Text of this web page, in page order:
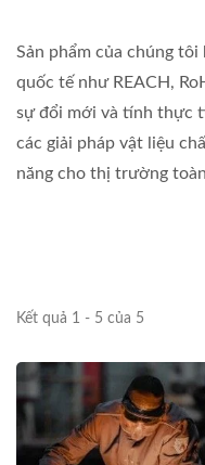
Sản phẩm của chúng
quốc tế như REACH,
sự đổi mới và tính thực
các giải pháp vật liệu
năng cho thị trường
Kết quả 1 - 5 của 5